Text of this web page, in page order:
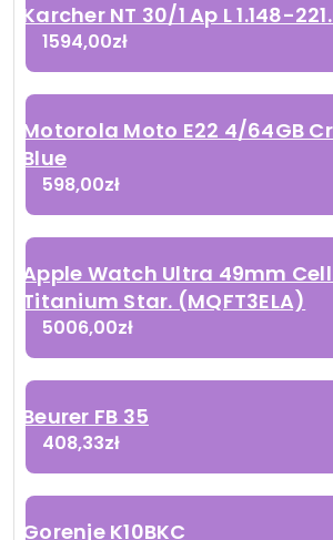
Karcher NT 30/1 Ap L 1.148-
1594,00zł
Motorola Moto E22 4/64GB
Blue
598,00zł
Apple Watch Ultra 49mm
Titanium Star. (MQFT3ELA)
5006,00zł
Beurer FB 35
408,33zł
Gorenje K10BKC